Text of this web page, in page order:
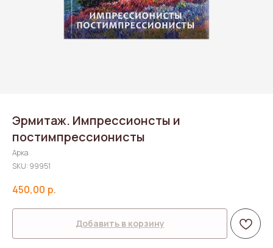
Эрмитаж. Импрессионсты и
постимпрессионисты
Арка
SKU: 99951
450,00 р.
Добавить в корзину